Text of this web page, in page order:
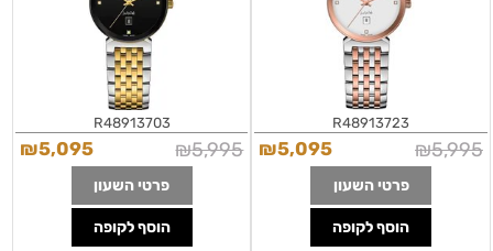
R48913723
₪5,995
₪5,095
פרטי השעון
הוסף לקופה
R48913703
₪5,995
₪5,095
פרטי השעון
הוסף לקופה